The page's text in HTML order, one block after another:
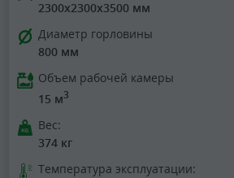
2300x2300x3500 мм
Диаметр горловины
800 мм
Объем рабочей камеры
15 м3
Вес:
374 кг
Температура эксплуатации: